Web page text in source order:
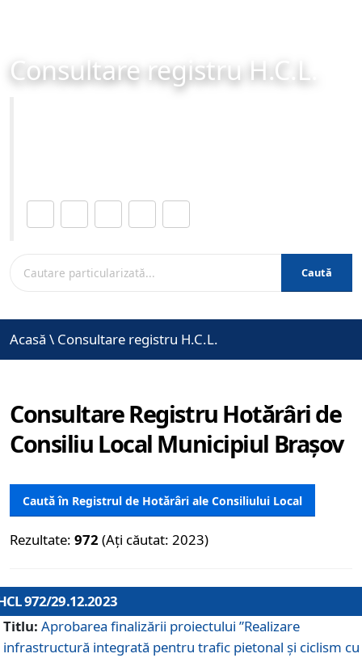
Consultare registru H.C.L.
Caută
Acasă \ Consultare registru H.C.L.
Consultare Registru Hotărâri de
Consiliu Local Municipiul Brașov
Caută în Registrul de Hotărâri ale Consiliului Local
Rezultate: 972 (Ați căutat: 2023)
972/29.12.2023
Titlu: Aprobarea finalizării proiectului ”Realizare
infrastructură integrată pentru trafic pietonal și ciclism cu